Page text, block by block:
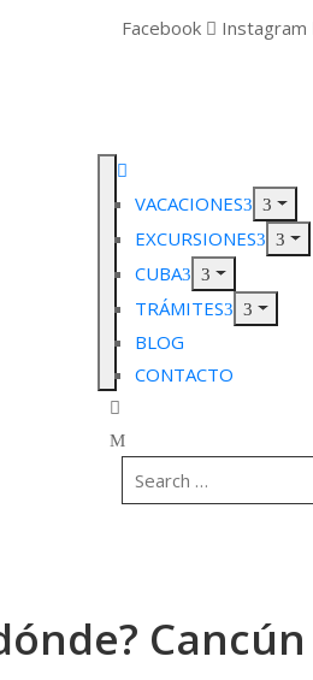
Facebook Instagram
VACACIONES
EXCURSIONES
CUBA
TRÁMITES
BLOG
CONTACTO